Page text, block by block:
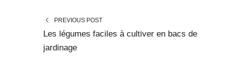
PREVIOUS POST
Les légumes faciles à cultiver en bacs de
jardinage